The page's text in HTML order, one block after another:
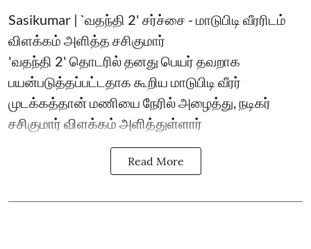
Sasikumar | `வதந்தி 2' சர்ச்சை - மாடுபிடி வீரரிடம்
விளக்கம் அளித்த சசிகுமார்
'வதந்தி 2' தொடரில் தனது பெயர் தவறாக
பயன்படுத்தப்பட்டதாக கூறிய மாடுபிடி வீரர்
முடக்கத்தான் மணியை நேரில் அழைத்து, நடிகர்
சசிகுமார் விளக்கம் அளித்துள்ளார்
Read More